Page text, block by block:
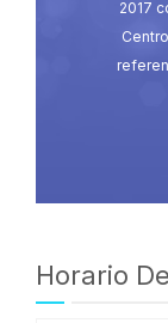
2017
Horario